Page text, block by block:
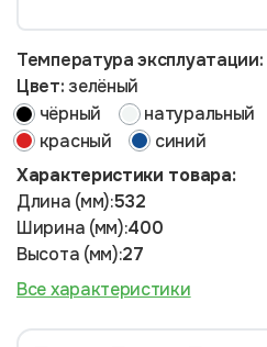
Температура эксплуатации:
Цвет: зелёный
чёрный
натуральный
красный
синий
Характеристики товара:
Длина (мм):532
Ширина (мм):400
Высота (мм):27
Все характеристики